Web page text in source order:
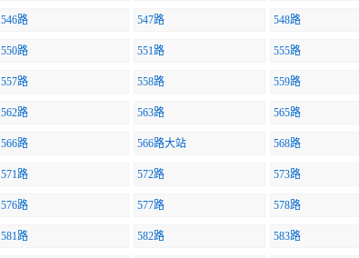
546路 547路 548路
550路 551路 555路
557路 558路 559路
562路 563路 565路
566路 566路大站 568路
571路 572路 573路
576路 577路 578路
581路 582路 583路